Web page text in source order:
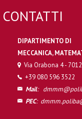
CONTATTI
DIPARTIMENTO DI
MECCANICA,
Via Orabona 4 -
+39 080 596 3522
Mail:
PEC: